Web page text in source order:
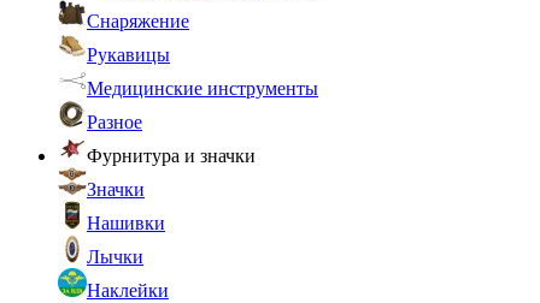
Снаряжение
Рукавицы
Медицинские инструменты
Разное
Фурнитура и значки
Значки
Нашивки
Лычки
Наклейки